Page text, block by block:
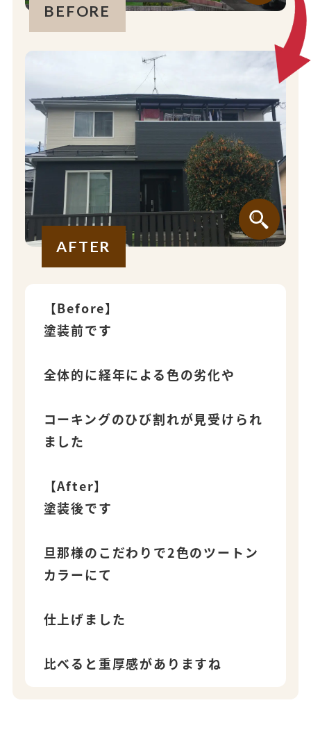
BEFORE
AFTER
【Before】
塗装前です
全体的に経年による色の劣化や
コーキングのひび割れが見受けられ
ました
【After】
塗装後です
旦那様のこだわりで2色のツートン
カラーにて
仕上げました
比べると重厚感がありますね